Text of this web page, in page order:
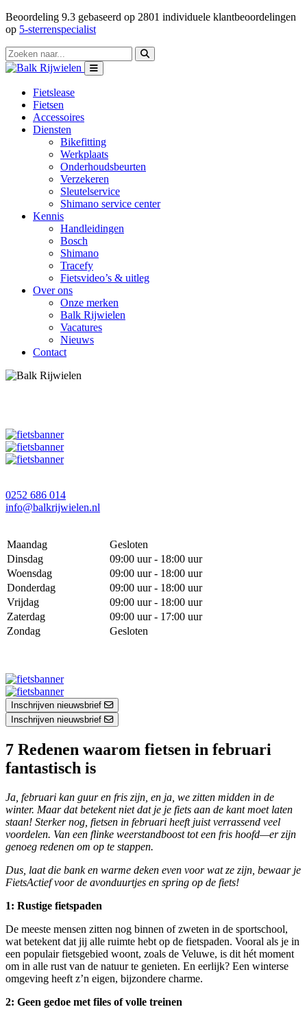
Beoordeling 9.3 gebaseerd op 2801 individuele klantbeoordelingen
op 5-sterrenspecialist
Fietslease
Fietsen
Accessoires
Diensten
Bikefitting
Werkplaats
Onderhoudsbeurten
Verzekeren
Sleutelservice
Shimano service center
Kennis
Handleidingen
Bosch
Shimano
Tracefy
Fietsvideo’s & uitleg
Over ons
Onze merken
Balk Rijwielen
Vacatures
Nieuws
Contact
0252 686 014
info@balkrijwielen.nl
Maandag
Gesloten
Dinsdag
09:00 uur - 18:00 uur
Woensdag
09:00 uur - 18:00 uur
Donderdag
09:00 uur - 18:00 uur
Vrijdag
09:00 uur - 18:00 uur
Zaterdag
09:00 uur - 17:00 uur
Zondag
Gesloten
Inschrijven nieuwsbrief
Inschrijven nieuwsbrief
7 Redenen waarom fietsen in februari
fantastisch is
Ja, februari kan guur en fris zijn, en ja, we zitten midden in de
winter. Maar dat betekent niet dat je je fiets aan de kant moet laten
staan! Sterker nog, fietsen in februari heeft juist verrassend veel
voordelen. Van een flinke weerstandboost tot een fris hoofd—er zijn
genoeg redenen om op te stappen.
Dus, laat die bank en warme deken even voor wat ze zijn, bewaar je
FietsActief voor de avonduurtjes en spring op de fiets!
1: Rustige fietspaden
De meeste mensen zitten nog binnen of zweten in de sportschool,
wat betekent dat jij alle ruimte hebt op de fietspaden. Vooral als je in
een populair fietsgebied woont, zoals de Veluwe, is dit hét moment
om in alle rust van de natuur te genieten. En eerlijk? Een winterse
omgeving heeft z’n eigen, bijzondere charme.
2: Geen gedoe met files of volle treinen